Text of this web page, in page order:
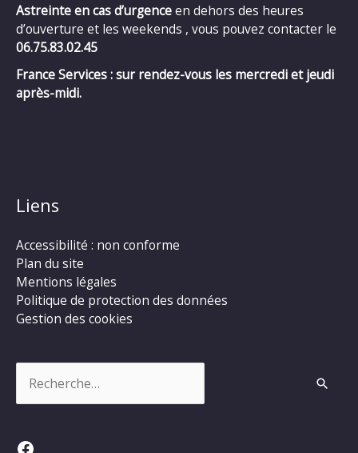
Astreinte en cas d’urgenceen dehors des heures
d’ouverture et les weekends , vous pouvez contacter le
06.75.83.02.45
France Services : sur rendez-vous les mercredi et jeudi
après-midi.
Liens
Accessibilité : non conforme
Plan du site
Mentions légales
Politique de protection des données
Gestion des cookies
Facebook